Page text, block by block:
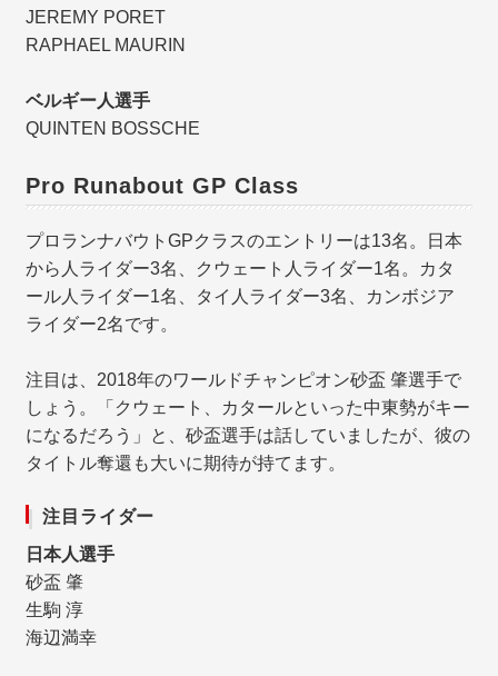
JEREMY PORET
RAPHAEL MAURIN
ベルギー人選手
QUINTEN BOSSCHE
Pro Runabout GP Class
プロランナバウトGPクラスのエントリーは13名。日本
から人ライダー3名、クウェート人ライダー1名。カタ
ール人ライダー1名、タイ人ライダー3名、カンボジア
ライダー2名です。
注目は、2018年のワールドチャンピオン砂盃 肇選手で
しょう。「クウェート、カタールといった中東勢がキー
になるだろう」と、砂盃選手は話していましたが、彼の
タイトル奪還も大いに期待が持てます。
注目ライダー
日本人選手
砂盃 肇
生駒 淳
海辺満幸